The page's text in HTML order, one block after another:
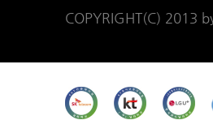
COPYRIGHT(C) 2013